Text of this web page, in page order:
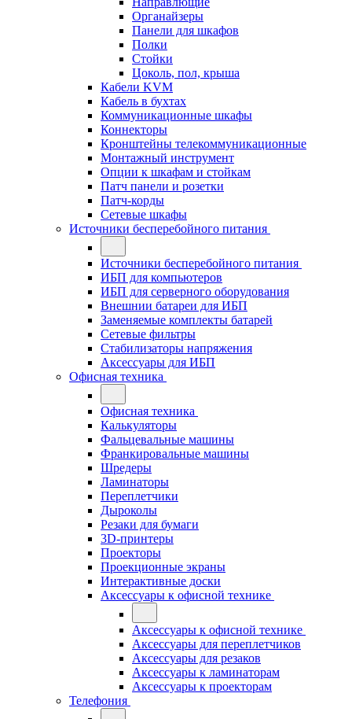
Органайзеры
Панели для шкафов
Полки
Стойки
Цоколь, пол, крыша
Кабели KVM
Кабель в бухтах
Коммуникационные шкафы
Коннекторы
Кронштейны телекоммуникационные
Монтажный инструмент
Опции к шкафам и стойкам
Патч панели и розетки
Патч-корды
Сетевые шкафы
Источники бесперебойного питания
Источники бесперебойного питания
ИБП для компьютеров
ИБП для серверного оборудования
Внешнии батареи для ИБП
Заменяемые комплекты батарей
Сетевые фильтры
Стабилизаторы напряжения
Аксессуары для ИБП
Офисная техника
Офисная техника
Калькуляторы
Фальцевальные машины
Франкировальные машины
Шредеры
Ламинаторы
Переплетчики
Дыроколы
Резаки для бумаги
3D-принтеры
Проекторы
Проекционные экраны
Интерактивные доски
Аксессуары к офисной технике
Аксессуары к офисной технике
Аксессуары для переплетчиков
Аксессуары для резаков
Аксессуары к ламинаторам
Аксессуары к проекторам
Телефония